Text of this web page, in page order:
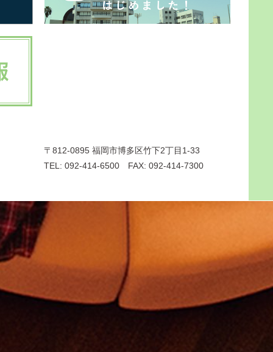
〒812-0895 福岡市博多区竹下2丁目1-33
TEL: 092-414-6500 FAX: 092-414-7300